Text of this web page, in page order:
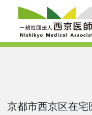
content
京都市西京区在